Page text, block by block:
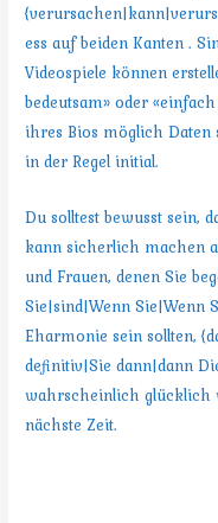
ess auf beiden Kanten .
Videospiele können
bedeutsam» oder
ihres Bios möglich
in der Regel initial.
Du solltest bewusst sein,
kann sicherlich machen
und Frauen, denen Sie
Sie|sind|Wenn Sie|Wenn
Eharmonie sein sollten,
definitiv|Sie dann|dann
wahrscheinlich glücklich
nächste Zeit.